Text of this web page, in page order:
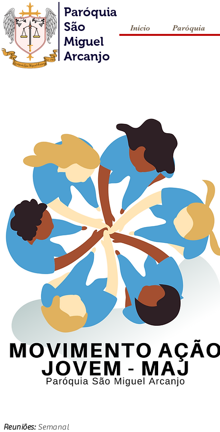
Início Paróquia
Paróquia
São
Miguel
Arcanjo
Reuniões: Semanal